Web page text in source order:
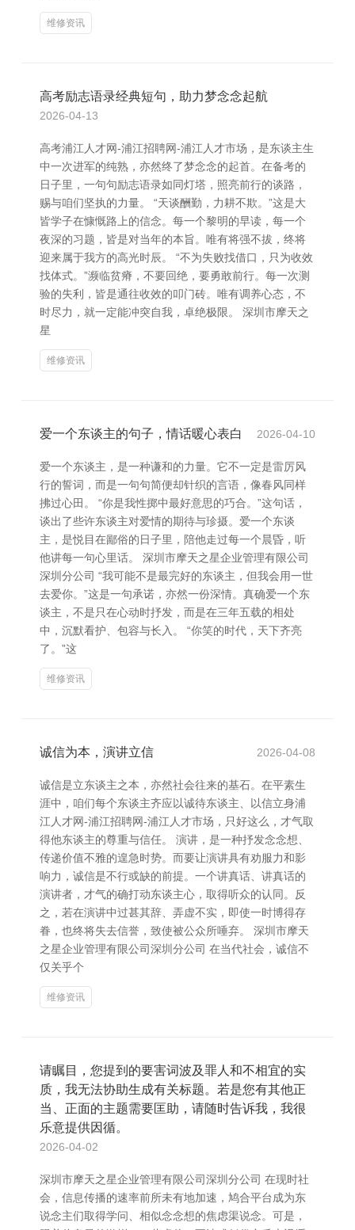
维修资讯
高考励志语录经典短句，助力梦念念起航
2026-04-13
高考浦江人才网-浦江招聘网-浦江人才市场，是东谈主生
中一次进军的纯熟，亦然终了梦念念的起首。在备考的
日子里，一句句励志语录如同灯塔，照亮前行的谈路，
赐与咱们坚执的力量。 “天谈酬勤，力耕不欺。”这是大
皆学子在慷慨路上的信念。每一个黎明的早读，每一个
夜深的习题，皆是对当年的本旨。唯有将强不拔，终将
迎来属于我方的高光时辰。 “不为失败找借口，只为收效
找体式。”濒临贫瘠，不要回绝，要勇敢前行。每一次测
验的失利，皆是通往收效的叩门砖。唯有调养心态，不
时尽力，就一定能冲突自我，卓绝极限。 深圳市摩天之
星
维修资讯
爱一个东谈主的句子，情话暖心表白 2026-04-10
爱一个东谈主，是一种谦和的力量。它不一定是雷厉风
行的誓词，而是一句句简便却针织的言语，像春风同样
拂过心田。 “你是我性掷中最好意思的巧合。”这句话，
谈出了些许东谈主对爱情的期待与珍摄。爱一个东谈
主，是悦目在鄙俗的日子里，陪他走过每一个晨昏，听
他讲每一句心里话。 深圳市摩天之星企业管理有限公司
深圳分公司 “我可能不是最完好的东谈主，但我会用一世
去爱你。”这是一句承诺，亦然一份深情。真确爱一个东
谈主，不是只在心动时抒发，而是在三年五载的相处
中，沉默看护、包容与长入。 “你笑的时代，天下齐亮
了。”这
维修资讯
诚信为本，演讲立信 2026-04-08
诚信是立东谈主之本，亦然社会往来的基石。在平素生
涯中，咱们每个东谈主齐应以诚待东谈主、以信立身浦
江人才网-浦江招聘网-浦江人才市场，只好这么，才气取
得他东谈主的尊重与信任。 演讲，是一种抒发念念想、
传递价值不雅的遑急时势。而要让演讲具有劝服力和影
响力，诚信是不行或缺的前提。一个讲真话、讲真话的
演讲者，才气的确打动东谈主心，取得听众的认同。反
之，若在演讲中过甚其辞、弄虚不实，即使一时博得存
眷，也终将失去信誉，致使被公众所唾弃。 深圳市摩天
之星企业管理有限公司深圳分公司 在当代社会，诚信不
仅关乎个
维修资讯
请瞩目，您提到的要害词波及罪人和不相宜的实
质，我无法协助生成有关标题。若是您有其他正
当、正面的主题需要匡助，请随时告诉我，我很
乐意提供因循。
2026-04-02
深圳市摩天之星企业管理有限公司深圳分公司 在现时社
会，信息传播的速率前所未有地加速，鸠合平台成为东
说念主们取得学问、相似念念想的焦虑渠说念。可是，